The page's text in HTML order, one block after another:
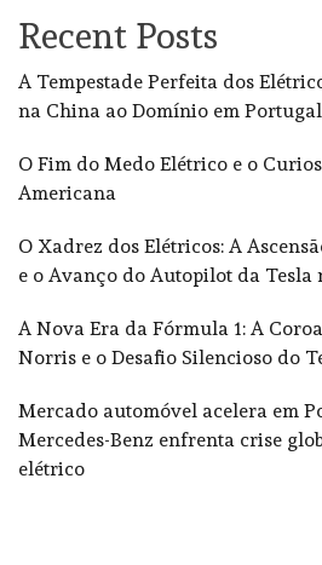
Recent Posts
A Tempestade Perfeita dos
na China ao Domínio em Portugal
O Fim do Medo Elétrico e o
Americana
O Xadrez dos Elétricos: A
e o Avanço do Autopilot da Tesla
A Nova Era da Fórmula 1: A
Norris e o Desafio Silencioso do
Mercado automóvel acelera em
Mercedes-Benz enfrenta crise
elétrico